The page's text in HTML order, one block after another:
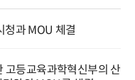
청과 MOU 체결
고등교육과학혁신부의 산